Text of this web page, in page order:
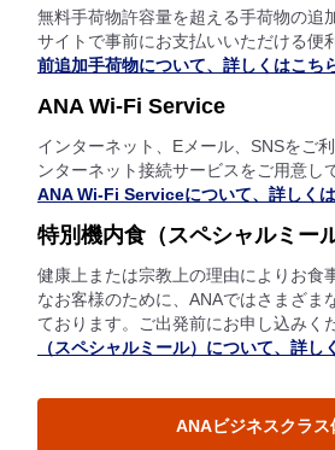
無料手荷物許容量を超える手荷物の追
サイトで事前にお支払いいただける便
前追加手荷物について、詳しくはこち
ANA Wi-Fi Service
インターネット、Eメール、SNSをご
ンターネット接続サービスをご用意し
ANA Wi-Fi Serviceについて、詳しく
特別機内食（スペシャルミール
健康上または宗教上の理由によりお食
なお客様のために、ANAではさまざま
ております。ご出発前にお申し込みく
（スペシャルミール）について、詳し
ANAビジネスクラス